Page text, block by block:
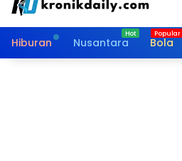
Hiburan Nusantara Bola